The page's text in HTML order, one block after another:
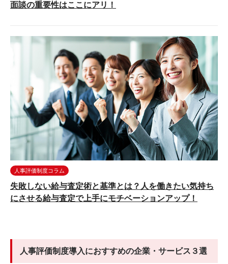
面談の重要性はここにアリ！
人事評価制度コラム
失敗しない給与査定術と基準とは？人を働きたい気持ち
にさせる給与査定で上手にモチベーションアップ！
人事評価制度導入におすすめの企業・サービス３選